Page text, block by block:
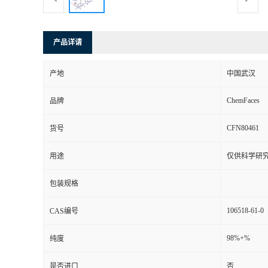
产品详请
产地 中国武汉
品牌 ChemFaces
货号 CFN80461
用途 仅供科学研
包装规格
CAS编号 106518-61-0
纯度 98%+%
是否进口 否